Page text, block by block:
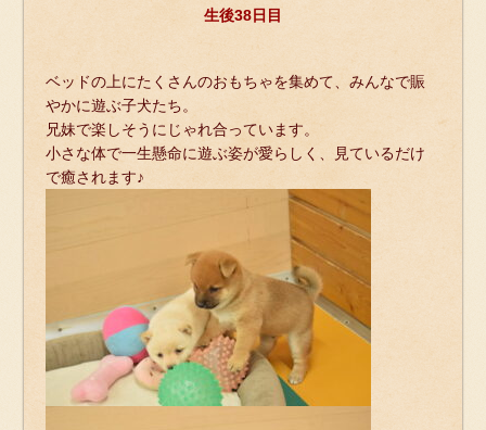
生後38日目
ベッドの上にたくさんのおもちゃを集めて、みんなで賑
やかに遊ぶ子犬たち。
兄妹で楽しそうにじゃれ合っています。
小さな体で一生懸命に遊ぶ姿が愛らしく、見ているだけ
で癒されます♪